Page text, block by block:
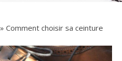
» Comment choisir sa ceinture